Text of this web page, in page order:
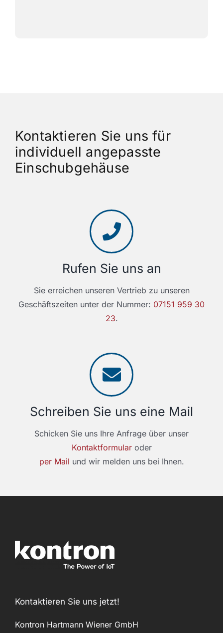
Kontaktieren Sie uns für
individuell angepasste
Einschubgehäuse
Rufen Sie uns an
Sie erreichen unseren Vertrieb zu unseren
Geschäftszeiten unter der Nummer: 07151 959 30
23.
Schreiben Sie uns eine Mail
Schicken Sie uns Ihre Anfrage über unser
Kontaktformularoder
per Mail und wir melden uns bei Ihnen.
Kontaktieren Sie uns jetzt!
Kontron Hartmann Wiener GmbH